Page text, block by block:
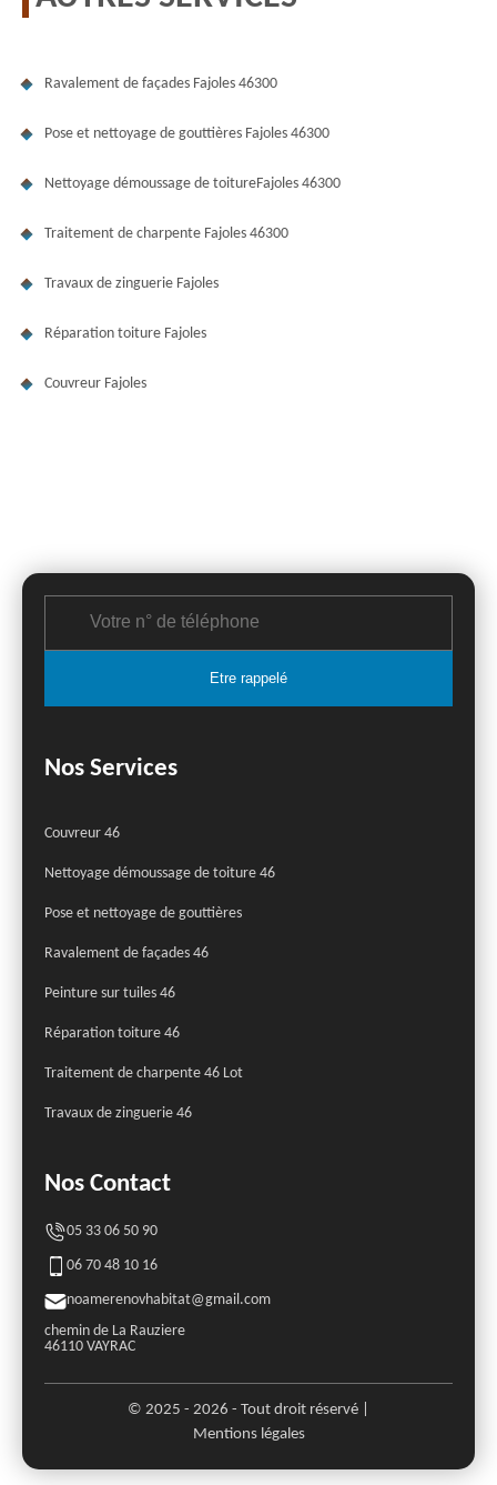
Ravalement de façades Fajoles 46300
Pose et nettoyage de gouttières Fajoles 46300
Nettoyage démoussage de toitureFajoles 46300
Traitement de charpente Fajoles 46300
Travaux de zinguerie Fajoles
Réparation toiture Fajoles
Couvreur Fajoles
Nos Services
Couvreur 46
Nettoyage démoussage de toiture 46
Pose et nettoyage de gouttières
Ravalement de façades 46
Peinture sur tuiles 46
Réparation toiture 46
Traitement de charpente 46 Lot
Travaux de zinguerie 46
Nos Contact
05 33 06 50 90
06 70 48 10 16
noamerenovhabitat@gmail.com
chemin de La Rauziere
46110 VAYRAC
© 2025 - 2026 - Tout droit réservé |
Mentions légales